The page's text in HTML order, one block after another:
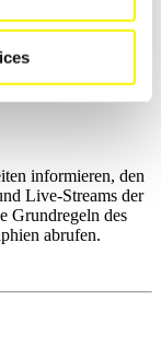
informieren, den
Live-Streams der
Grundregeln des
abrufen.